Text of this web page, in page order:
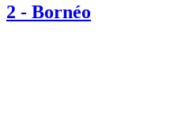
2 - Bornéo